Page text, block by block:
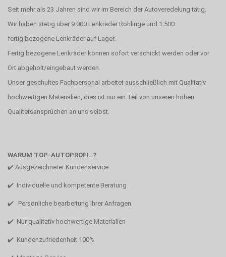
Seit mehr als 23 Jahren sind wir im Bereich der Autoveredelung tätig.
Wir haben stetig über 9.000 Lenkräder Rohlinge und 1.500
fertig bezogene Lenkräder auf Lager.
Fertig bezogene Lenkräder können sofort verschickt werden oder vor
Ort abgeholt/eingebaut werden.
Unser geschultes Fachpersonal arbeitet ausschließlich mit Qualitativ
hochwertigen Materialien, dies ist nur ein Teil von unseren hohen
Qualitetsansprüchen an uns selbst.
WARUM TOP-AUTOPROFI..?
✔️ Ausgezeichneter Kundenservice
✔️ Individuelle und kompetente Beratung
✔️ Persönliche bearbeitung Ihrer Anfragen
✔️ Nur qualitativ hochwertige Materialien
✔️ Kundenzufriedenheit 100%